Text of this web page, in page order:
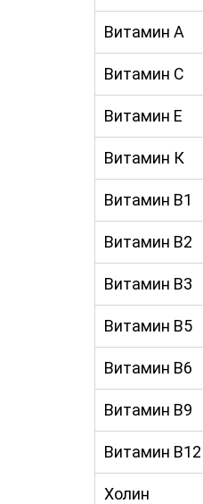
Витамин А
Витамин C
Витамин Е
Витамин К
Витамин В1
Витамин В2
Витамин В3
Витамин В5
Витамин В6
Витамин В9
Витамин В12
Холин